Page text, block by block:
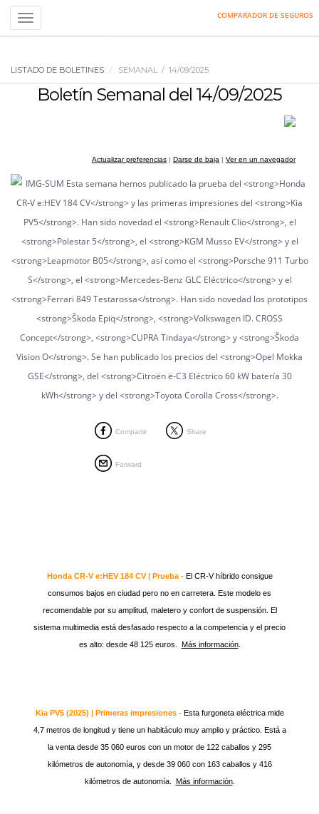
Toggle
navigation
COMPARADOR DE SEGUROS
LISTADO DE BOLETINES SEMANAL / 14/09/2025
Boletín Semanal del 14/09/2025
Actualizar preferencias | Darse de baja | Ver en un navegador
Compartir Share
Forward
Honda CR-V e:HEV 184 CV | Prueba - El CR-V híbrido consigue
consumos bajos en ciudad pero no en carretera. Este modelo es
recomendable por su amplitud, maletero y confort de suspensión. El
sistema multimedia está desfasado respecto a la competencia y el precio
es alto: desde 48 125 euros. Más información.
Kia PV5 (2025) | Primeras impresiones - Esta furgoneta eléctrica mide
4,7 metros de longitud y tiene un habitáculo muy amplio y práctico. Está a
la venta desde 35 060 euros con un motor de 122 caballos y 295
kilómetros de autonomía, y desde 39 060 con 163 caballos y 416
kilómetros de autonomía. Más información.